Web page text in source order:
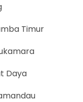
Timur
Daya